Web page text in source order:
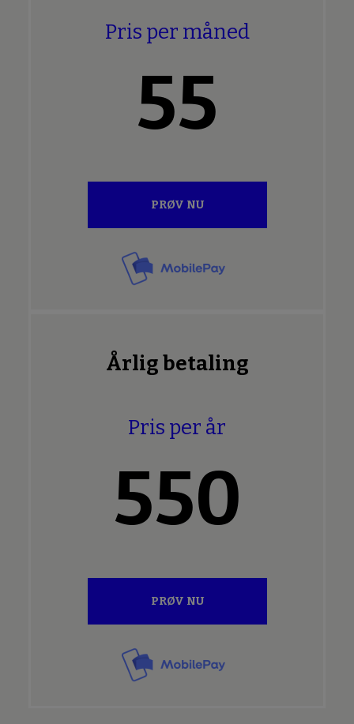
Pris per måned
55
PRØV NU
Årlig betaling
Pris per år
550
PRØV NU